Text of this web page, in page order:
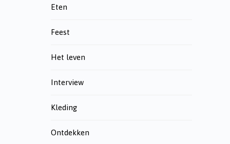
Eten
Feest
Het leven
Interview
Kleding
Ontdekken